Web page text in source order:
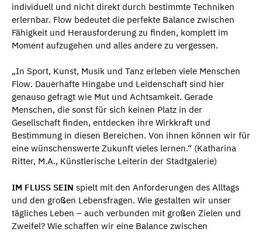
individuell und nicht direkt durch bestimmte Techniken
erlernbar. Flow bedeutet die perfekte Balance zwischen
Fähigkeit und Herausforderung zu finden, komplett im
Moment aufzugehen und alles andere zu vergessen.
„In Sport, Kunst, Musik und Tanz erleben viele Menschen
Flow. Dauerhafte Hingabe und Leidenschaft sind hier
genauso gefragt wie Mut und Achtsamkeit. Gerade
Menschen, die sonst für sich keinen Platz in der
Gesellschaft finden, entdecken ihre Wirkkraft und
Bestimmung in diesen Bereichen. Von ihnen können wir für
eine wünschenswerte Zukunft vieles lernen.“ (Katharina
Ritter, M.A., Künstlerische Leiterin der Stadtgalerie)
IM FLUSS SEIN spielt mit den Anforderungen des Alltags
und den großen Lebensfragen. Wie gestalten wir unser
tägliches Leben – auch verbunden mit großen Zielen und
Zweifel? Wie schaffen wir eine Balance zwischen